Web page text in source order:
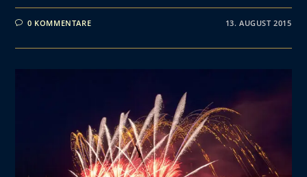
0 KOMMENTARE 13. AUGUST 2015